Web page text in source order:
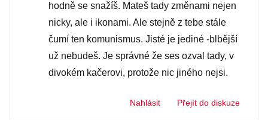
hodně se snažíš. Mateš tady změnami nejen
nicky, ale i ikonami. Ale stejně z tebe stále
čumí ten komunismus. Jisté je jediné -blbější
už nebudeš. Je správné že ses ozval tady, v
divokém kačerovi, protože nic jiného nejsi.
Nahlásit Přejít do diskuze